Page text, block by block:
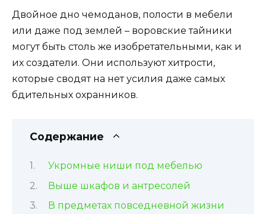
Двойное дно чемоданов, полости в мебели
или даже под землей – воровские тайники
могут быть столь же изобретательными, как и
их создатели. Они используют хитрости,
которые сводят на нет усилия даже самых
бдительных охранников.
Содержание
Укромные ниши под мебелью
Выше шкафов и антресолей
В предметах повседневной жизни